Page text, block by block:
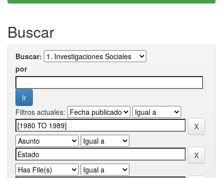
Buscar
Buscar:
por
Filtros actuales: